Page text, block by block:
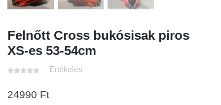
Felnőtt Cross bukósisak piros
XS-es 53-54cm
Értékelés
24990 Ft